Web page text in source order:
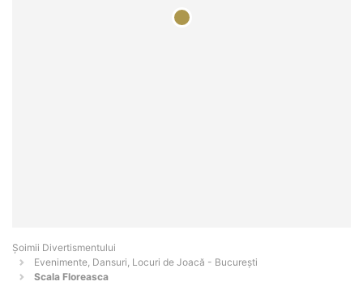
Şoimii Divertismentului
Evenimente, Dansuri, Locuri de Joacă - Bucureşti
Scala Floreasca